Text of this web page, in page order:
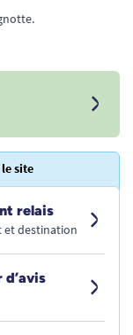
site
relais
et destination
d’avis